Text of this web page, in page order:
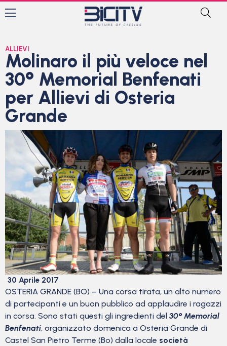
ALLIEVI
Molinaro il più veloce nel
30° Memorial Benfenati
per Allievi di Osteria
Grande
30 Aprile 2017
OSTERIA GRANDE (BO) – Una corsa tirata, un alto numero
di partecipanti e un buon pubblico ad applaudire i ragazzi
in corsa. Sono stati questi gli ingredienti del 30° Memorial
Benfenati, organizzato domenica a Osteria Grande di
Castel San Pietro Terme (Bo) dalla locale società